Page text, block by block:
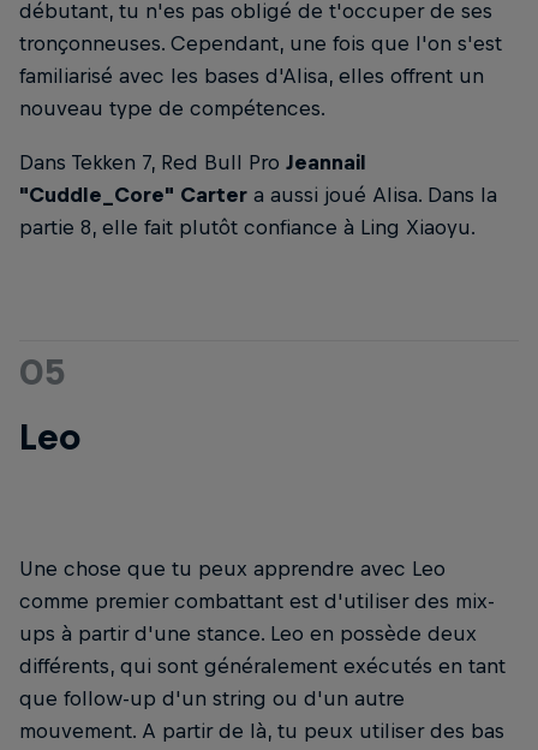
débutant, tu n'es pas obligé de t'occuper de ses
tronçonneuses. Cependant, une fois que l'on s'est
familiarisé avec les bases d'Alisa, elles offrent un
nouveau type de compétences.
Dans Tekken 7, Red Bull Pro Jeannail
"Cuddle_Core" Carter a aussi joué Alisa. Dans la
partie 8, elle fait plutôt confiance à Ling Xiaoyu.
05
Leo
Une chose que tu peux apprendre avec Leo
comme premier combattant est d'utiliser des mix-
ups à partir d'une stance. Leo en possède deux
différents, qui sont généralement exécutés en tant
que follow-up d'un string ou d'un autre
mouvement. A partir de là, tu peux utiliser des bas